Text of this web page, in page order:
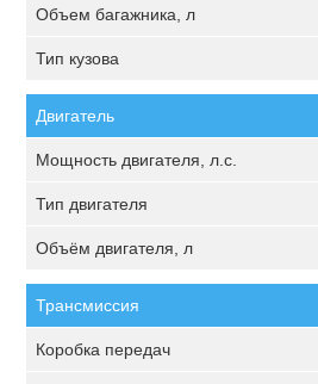
Объем багажника, л
Тип кузова
Двигатель
Мощность двигателя, л.с.
Тип двигателя
Объём двигателя, л
Трансмиссия
Коробка передач